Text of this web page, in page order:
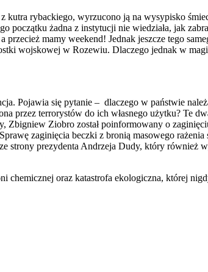
kutra rybackiego, wyrzucono ją na wysypisko
początku żadna z instytucji nie wiedziała, jak
przecież mamy weekend! Jednak jeszcze tego
wojskowej w Rozewiu. Dlaczego jednak w
Pojawia się pytanie – dlaczego w państwie
przez terrorystów do ich własnego użytku? Te
Ziobro został poinformowany o
zaginięcia beczki z bronią masowego rażenia
strony prezydenta Andrzeja Dudy, który również
oraz katastrofa ekologiczna, której